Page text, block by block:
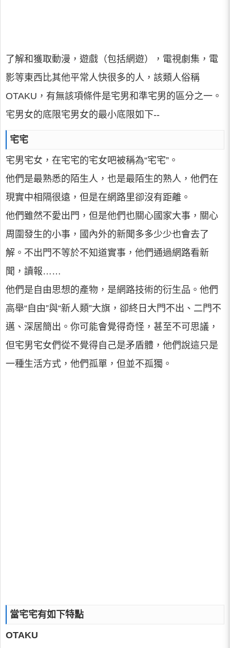
了解和獲取動漫，遊戲（包括網遊），電視劇集，電
影等東西比其他平常人快很多的人，該類人俗稱
OTAKU，有無該項條件是宅男和準宅男的區分之一。
宅男女的底限宅男女的最小底限如下--
宅宅
宅男宅女，在宅宅的宅女吧被稱為“宅宅”。
他們是最熟悉的陌生人，也是最陌生的熟人，他們在
現實中相隔很遠，但是在網路里卻沒有距離。
他們雖然不愛出門，但是他們也關心國家大事，關心
周圍發生的小事，國內外的新聞多多少少也會去了
解。不出門不等於不知道實事，他們通過網路看新
聞，讀報……
他們是自由思想的產物，是網路技術的衍生品。他們
高舉“自由”與“新人類”大旗，卻終日大門不出、二門不
邁、深居簡出。你可能會覺得奇怪，甚至不可思議，
但宅男宅女們從不覺得自己是矛盾體，他們說這只是
一種生活方式，他們孤單，但並不孤獨。
當宅宅有如下特點
OTAKU